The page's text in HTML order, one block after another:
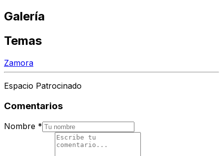
Galería
Temas
Zamora
Espacio Patrocinado
Comentarios
Nombre *